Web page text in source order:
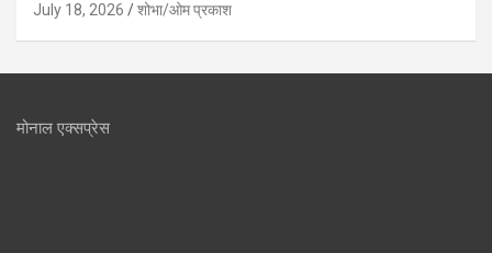
July 18, 2026 शोभा/ओम प्रकाश
मोनाल एक्सप्रेस